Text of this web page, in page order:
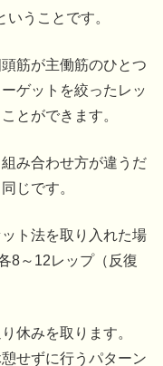
うことです。
筋が主働筋のひとつ
ゲットを絞ったレッ
とができます。
み合わせ方が違うだ
じです。
ト法を取り入れた場
8～12レップ（反復
休みを取ります。
せずに行うパターン